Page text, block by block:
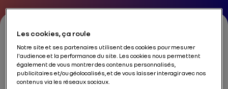
Alexis Zajdenweber
Administrateur désigné par l'Etat français
Les cookies, ça roule
Notre site et ses partenaires utilisent des cookies pour mesurer
l'audience et la performance du site. Les cookies nous permettent
également de vous montrer des contenus personnalisés,
publicitaires et/ou géolocalisés, et de vous laisser interagir avec nos
contenus via les réseaux sociaux.